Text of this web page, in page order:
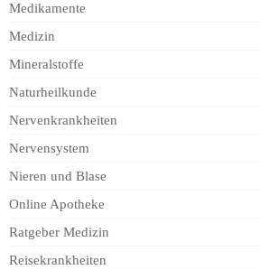
Medikamente
Medizin
Mineralstoffe
Naturheilkunde
Nervenkrankheiten
Nervensystem
Nieren und Blase
Online Apotheke
Ratgeber Medizin
Reisekrankheiten